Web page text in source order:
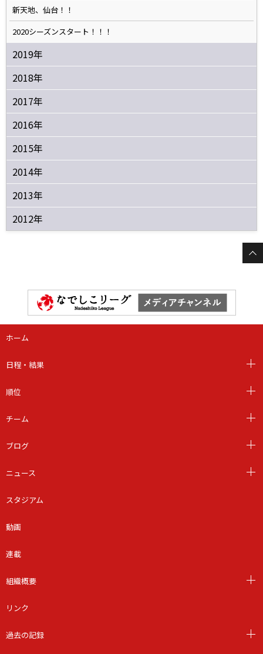
新天地、仙台！！
2020シーズンスタート！！！
2019年
2018年
2017年
2016年
2015年
2014年
2013年
2012年
ホーム
日程・結果
順位
チーム
ブログ
ニュース
スタジアム
動画
連載
組織概要
リンク
過去の記録